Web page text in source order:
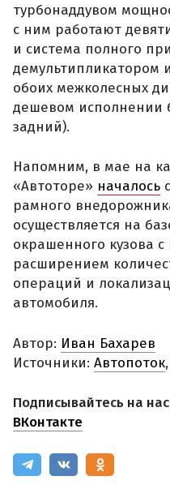
турбонаддувом
с ним работают
и система полного
демультипликатором
обоих межколесных
дешевом исполнении
задний).
Напомним, в мае на
«Автоторе» началось
рамного
осуществляется на
окрашенного кузова
расширением
операций и
автомобиля.
Автор: Иван Бахарев
Источники: Автопоток,
Подписывайтесь на
ВКонтакте